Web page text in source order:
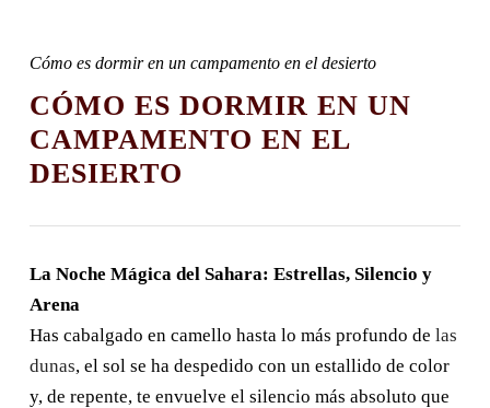
Viaje de 11 dias en Marruecos desde
Ruta de 12 en Marruecos desde
Casablanca
Tour de 2 dias desde Marrakech al
3 dias desde Marrakech a Fez
Viaje de 4 dias desde Marrakech al
Cómo es dormir en un campamento en el desierto
CÓMO ES DORMIR EN UN
CAMPAMENTO EN EL
DESIERTO
La Noche Mágica del Sahara: Estrellas, Silencio y
Arena
Has cabalgado en camello hasta lo más profundo de las
dunas, el sol se ha despedido con un estallido de color
y, de repente, te envuelve el silencio más absoluto que